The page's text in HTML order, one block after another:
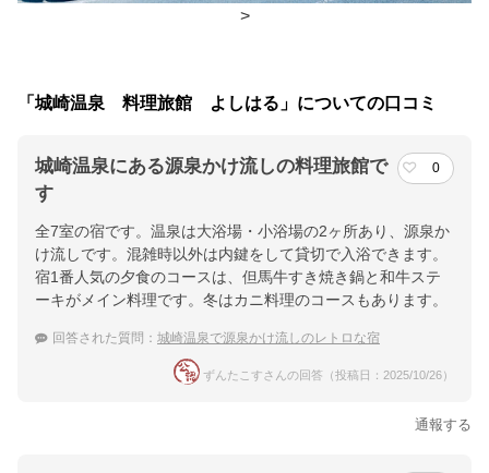
チェックイン・チェックアウト時間
チェックアウ
10:00
交通アクセス
提供：楽天トラベル
楽天トラベルで
>
「城崎温泉 料理旅館 よしはる」についての口コミ
城崎温泉にある源泉かけ流しの料理旅館で
す
0
全7室の宿です。温泉は大浴場・小浴場の2ヶ所あり、源泉か
け流しです。混雑時以外は内鍵をして貸切で入浴できます。
宿1番人気の夕食のコースは、但馬牛すき焼き鍋と和牛ステ
ーキがメイン料理です。冬はカニ料理のコースもあります。
回答された質問： 城崎温泉で源泉かけ流しのレトロな宿
ずんたこすさんの回答（投稿日：2025/10/26）
通報する